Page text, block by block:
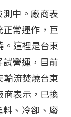
中。廠商表
常運作，巨
。這裡是台東
營運，目前
輪流焚燒台東
商表示，已換
、冷卻、廢